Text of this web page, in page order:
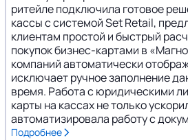
ритейле подключила готовое
кассы с системой Set Retail,
клиентам простой и быстрый
покупок бизнес-картами в
компаний автоматически
исключает ручное заполнение
время. Работа с юридическими
карты на кассах не только
автоматизировала работу с
Подробнее